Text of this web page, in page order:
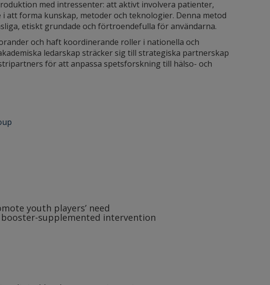
med intressenter: att aktivt involvera patienter,
att forma kunskap, metoder och teknologier. Denna metod
etiskt grundade och förtroendefulla för användarna.
och haft koordinerande roller i nationella och
ledarskap sträcker sig till strategiska partnerskap
för att anpassa spetsforskning till hälso- och
youth players’ need
supplemented intervention